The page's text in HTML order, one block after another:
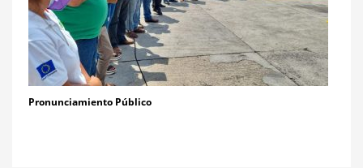
Pronunciamiento Público